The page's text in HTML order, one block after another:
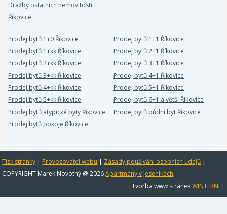
Dražby ostatních nemovitostí
Říkovice
Prodej bytů 1+0 Říkovice
Prodej bytů 1+1 Říkovice
Prodej bytů 1+kk Říkovice
Prodej bytů 2+1 Říkovice
Prodej bytů 2+kk Říkovice
Prodej bytů 3+1 Říkovice
Prodej bytů 3+kk Říkovice
Prodej bytů 4+1 Říkovice
Prodej bytů 4+kk Říkovice
Prodej bytů 5+1 Říkovice
Prodej bytů 5+kk Říkovice
Prodej bytů 6+1 a větší Říkovice
Prodej bytů atypické byty Říkovice
Prodej bytů půdní byt Říkovice
Prodej bytů pokoje Říkovice
Tisk stránky | Provozovatel webu | Zásady používání osobních údajů |
COPYRIGHT Marek Novotný @ 2026Apartmány v Jeseníkách
Tvorba www stránekWINTERNET